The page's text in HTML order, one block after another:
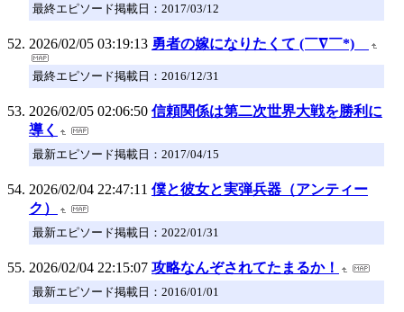
最終エピソード掲載日：2017/03/12
2026/02/05 03:19:13 勇者の嫁になりたくて (￣∇￣*)ゞ
最終エピソード掲載日：2016/12/31
2026/02/05 02:06:50 信頼関係は第二次世界大戦を勝利に
導く
最新エピソード掲載日：2017/04/15
2026/02/04 22:47:11 僕と彼女と実弾兵器（アンティー
ク）
最新エピソード掲載日：2022/01/31
2026/02/04 22:15:07 攻略なんぞされてたまるか！
最新エピソード掲載日：2016/01/01